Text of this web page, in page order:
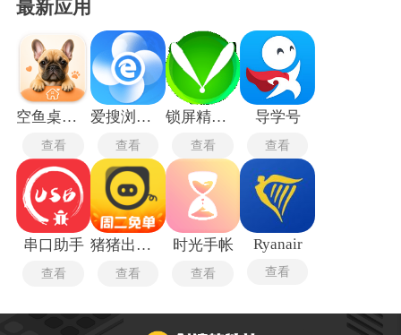
最新应用
空鱼桌面宠物
查看
爱搜浏览器旧版
查看
锁屏精灵旧版本
查看
导学号
查看
串口助手
查看
猪猪出行司机端
查看
时光手帐
查看
Ryanair
查看